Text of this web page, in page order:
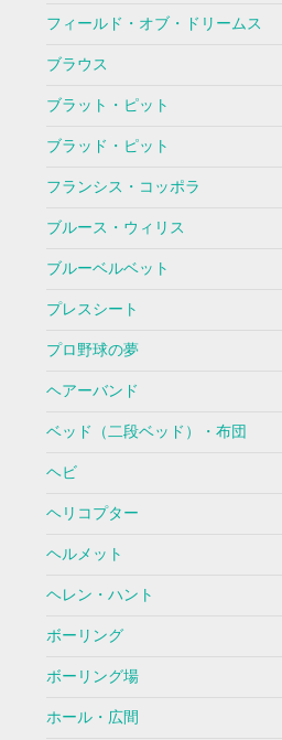
フィールド・オブ・ドリームス
ブラウス
ブラット・ピット
ブラッド・ピット
フランシス・コッポラ
ブルース・ウィリス
ブルーベルベット
プレスシート
プロ野球の夢
ヘアーバンド
ベッド（二段ベッド）・布団
ヘビ
ヘリコプター
ヘルメット
ヘレン・ハント
ボーリング
ボーリング場
ホール・広間